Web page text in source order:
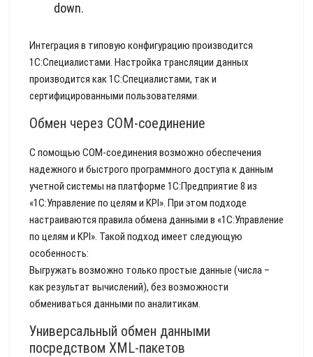
down.
Интеграция в типовую конфигурацию производится
1С:Специалистами. Настройка трансляции данных
производится как 1С:Специалистами, так и
сертифицированными пользователями.
Обмен через COM-соединение
С помощью COM-соединения возможно обеспечения
надежного и быстрого программного доступа к данным
учетной системы на платформе 1С:Предприятие 8 из
«1C:Управление по целям и KPI». При этом подходе
настраиваются правила обмена данными в «1C:Управление
по целям и KPI». Такой подход имеет следующую
особенность:
Выгружать возможно только простые данные (числа –
как результат вычислений), без возможности
обмениваться данными по аналитикам.
Универсальный обмен данными
посредством XML-пакетов